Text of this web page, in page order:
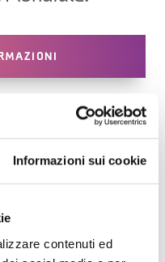
Informazioni sui cookie
contenuti ed